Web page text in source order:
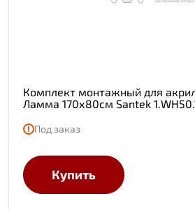
Комплект монтажный для
Ламма 170х80см Santek
Под заказ
Купить